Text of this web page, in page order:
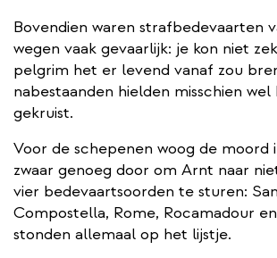
Bovendien waren strafbedevaarten
wegen vaak gevaarlijk: je kon niet
pelgrim het er levend vanaf zou
nabestaanden hielden misschien wel
gekruist.
Voor de schepenen woog de moord
zwaar genoeg door om Arnt naar
vier bedevaartsoorden te sturen:
Compostella, Rome, Rocamadour
stonden allemaal op het lijstje.